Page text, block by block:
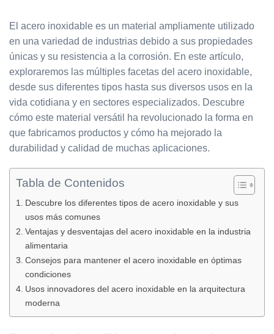
El acero inoxidable es un material ampliamente utilizado
en una variedad de industrias debido a sus propiedades
únicas y su resistencia a la corrosión. En este artículo,
exploraremos las múltiples facetas del acero inoxidable,
desde sus diferentes tipos hasta sus diversos usos en la
vida cotidiana y en sectores especializados. Descubre
cómo este material versátil ha revolucionado la forma en
que fabricamos productos y cómo ha mejorado la
durabilidad y calidad de muchas aplicaciones.
Tabla de Contenidos
Descubre los diferentes tipos de acero inoxidable y sus
usos más comunes
Ventajas y desventajas del acero inoxidable en la industria
alimentaria
Consejos para mantener el acero inoxidable en óptimas
condiciones
Usos innovadores del acero inoxidable en la arquitectura
moderna